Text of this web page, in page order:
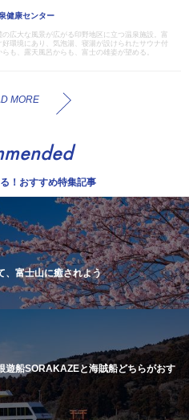
健康センター
の広大な風景が広がる印野地区に立つ温泉施設。富
好環境にあり、気泡湯、寝湯が設けられたサウナ付
らも、露天風呂からも、富士の雄姿が望める。
MORE
！おすすめ特集記事
、富士山に癒されよう
遊船SORAKAZEと海賊船どちらがおす